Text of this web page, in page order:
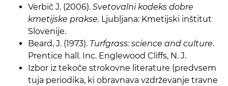
Verbič J. (2006). Svetovalni kodeks dobre
kmetijske prakse. Ljubljana: Kmetijski inštitut
Slovenije.
Beard, J. (1973). Turfgrass: science and culture.
Prentice hall. Inc. Englewood Cliffs, N. J.
Izbor iz tekoče strokovne literature (predvsem
tuja periodika, ki obravnava vzdrževanje travne